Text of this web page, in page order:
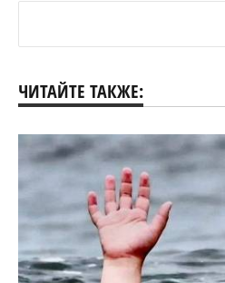
ЧИТАЙТЕ ТАКЖЕ: